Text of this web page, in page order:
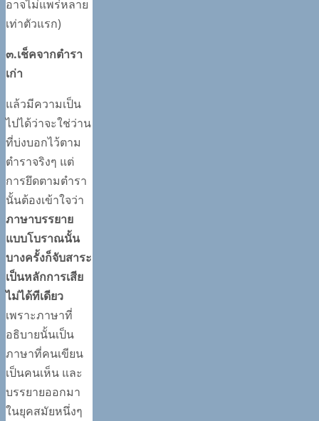
อาจไม่แพร่หลาย
เท่าตัวแรก)
๓.เช็คจากตำรา
เก่า
แล้วมีความเป็น
ไปได้ว่าจะใช่ว่าน
ที่บ่งบอกไว้ตาม
ตำราจริงๆ แต่
การยึดตามตำรา
นั้นต้องเข้าใจว่า
ภาษาบรรยาย
แบบโบราณนั้น
บางครั้งก็จับสาระ
เป็นหลักการเสีย
ไม่ได้ทีเดียว
เพราะภาษาที่
อธิบายนั้นเป็น
ภาษาที่คนเขียน
เป็นคนเห็น และ
บรรยายออกมา
ในยุคสมัยหนึ่งๆ